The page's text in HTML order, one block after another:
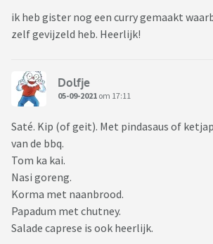
ik heb gister nog een curry gemaakt
zelf gevijzeld heb. Heerlijk!
Dolfje
05-09-2021 om 17:11
Saté. Kip (of geit). Met pindasaus of
van de bbq.
Tom ka kai.
Nasi goreng.
Korma met naanbrood.
Papadum met chutney.
Salade caprese is ook heerlijk.